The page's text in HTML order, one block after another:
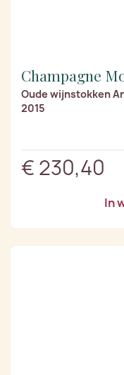
Champagne
Oude wijnstokken
2015
€ 230,40
In